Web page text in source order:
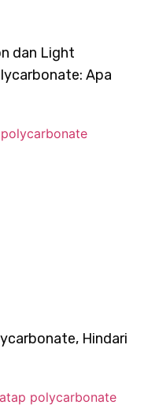
dan Light
Apa
Hindari